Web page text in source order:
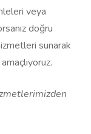
veya
doğru
sunarak